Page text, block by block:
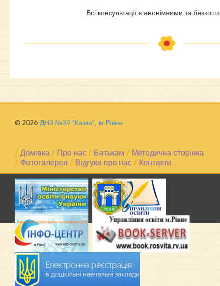
Всі консультації є анонімними та
© 2026 ДНЗ №39 "Казка", м.Рівне
/ Домівка / Про нас / Батькам / Методична сторiнка
/ Фотогалерея / Вiдгуки про нас / Контакти